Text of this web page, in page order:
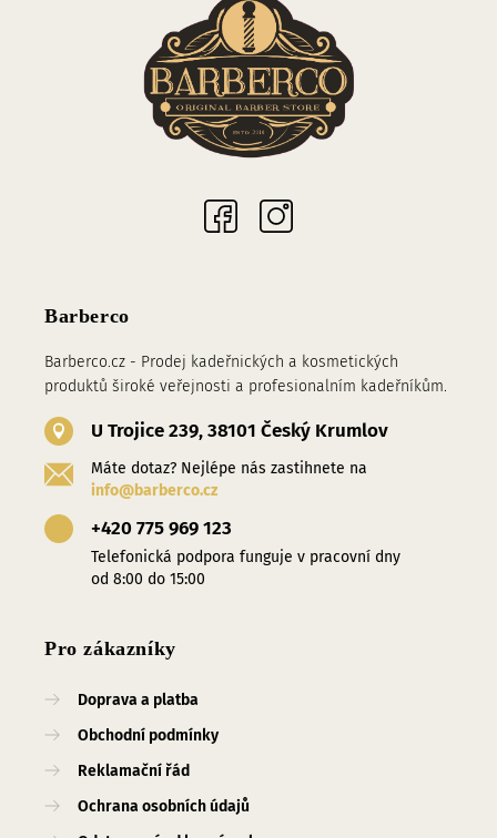
Barberco
Barberco.cz - Prodej kadeřnických a kosmetických
produktů široké veřejnosti a profesionalním kadeřníkům.
U Trojice 239, 38101 Český Krumlov
Máte dotaz? Nejlépe nás zastihnete na
info@barberco.cz
+420 775 969 123
Telefonická podpora funguje v pracovní dny
od 8:00 do 15:00
Pro zákazníky
Doprava a platba
Obchodní podmínky
Reklamační řád
Ochrana osobních údajů